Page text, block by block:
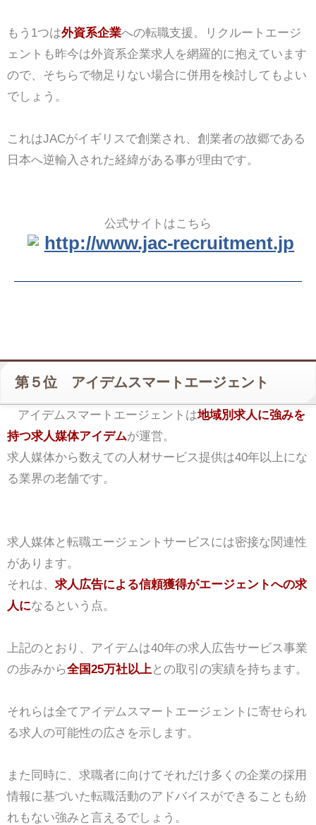
もう1つは外資系企業への転職支援。リクルートエージ
ェントも昨今は外資系企業求人を網羅的に抱えています
ので、そちらで物足りない場合に併用を検討してもよい
でしょう。
これはJACがイギリスで創業され、創業者の故郷である
日本へ逆輸入された経緯がある事が理由です。
公式サイトはこちら
http://www.jac-recruitment.jp
第５位 アイデムスマートエージェント
アイデムスマートエージェントは地域別求人に強みを
持つ求人媒体アイデムが運営。
求人媒体から数えての人材サービス提供は40年以上にな
る業界の老舗です。
求人媒体と転職エージェントサービスには密接な関連性
があります。
それは、 求人広告による信頼獲得がエージェントへの求
人になるという点。
上記のとおり、アイデムは40年の求人広告サービス事業
の歩みから全国25万社以上 との取引の実績を持ちます。
それらは全てアイデムスマートエージェントに寄せられ
る求人の可能性の広さを示します。
また同時に、求職者に向けてそれだけ多くの企業の採用
情報に基づいた転職活動のアドバイスができることも紛
れもない強みと言えるでしょう。